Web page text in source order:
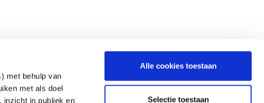
met behulp van
met als doel
inzicht in publiek en
Alle cookies toestaan
Selectie toestaan